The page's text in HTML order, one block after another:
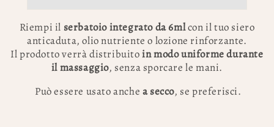
Riempi il serbatoio integrato da 6mlcon il tuo siero
anticaduta, olio nutriente o lozione rinforzante.
Il prodotto verrà distribuitoin modo uniforme durante
il massaggio, senza sporcare le mani.
Può essere usato anche a secco, se preferisci.